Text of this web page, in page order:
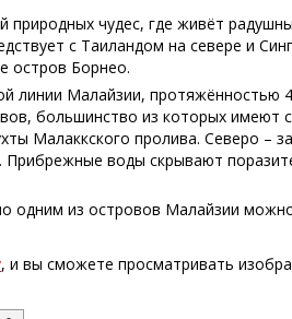
природных чудес, где живёт
с Таиландом на севере и
остров Борнео.
линии Малайзии, протяжённостью
большинство из которых имеют
Малаккского пролива. Северо
Прибрежные воды скрывают
одним из островов Малайзии
, и вы сможете просматривать